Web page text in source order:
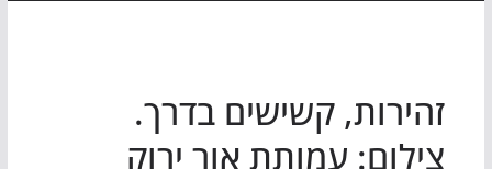
זהירות, קשישים בדרך.
צילום: עמותת אור ירוק